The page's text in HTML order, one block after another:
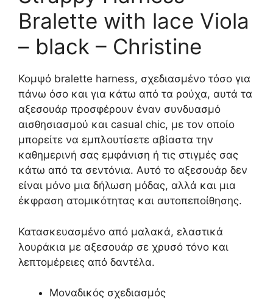
Bralette with lace Viola
– black – Christine
Κομψό bralette harness, σχεδιασμένο τόσο για
πάνω όσο και για κάτω από τα ρούχα, αυτά τα
αξεσουάρ προσφέρουν έναν συνδυασμό
αισθησιασμού και casual chic, με τον οποίο
μπορείτε να εμπλουτίσετε αβίαστα την
καθημερινή σας εμφάνιση ή τις στιγμές σας
κάτω από τα σεντόνια. Αυτό το αξεσουάρ δεν
είναι μόνο μια δήλωση μόδας, αλλά και μια
έκφραση ατομικότητας και αυτοπεποίθησης.
Κατασκευασμένο από μαλακά, ελαστικά
λουράκια με αξεσουάρ σε χρυσό τόνο και
λεπτομέρειες από δαντέλα.
Μοναδικός σχεδιασμός